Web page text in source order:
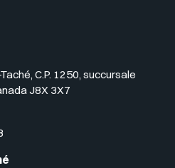
C.P. 1250, succursale
J8X 3X7